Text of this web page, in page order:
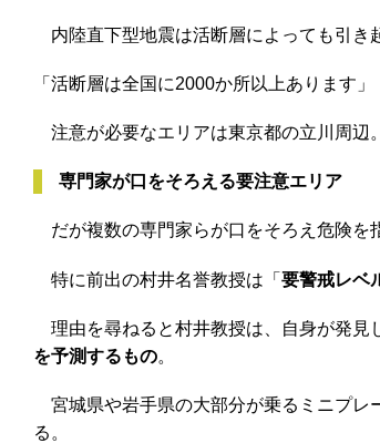
内陸直下型地震は活断層によっても引き
「活断層は全国に2000か所以上あります」
注意が必要なエリアは東京都の立川周辺
専門家が口をそろえる要注意エリア
だが複数の専門家らが口をそろえ危険を
特に前出の村井名誉教授は「 要警戒レベ
理由を尋ねると村井教授は、自身が発見
を予測するもの。
宮城県や岩手県の大部分が乗るミニプレ
る。